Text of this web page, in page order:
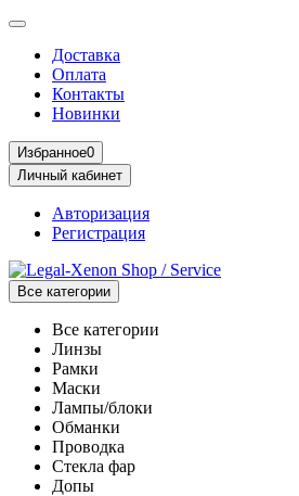
Доставка
Оплата
Контакты
Новинки
Избранное0
Личный кабинет
Авторизация
Регистрация
Все категории
Все категории
Линзы
Рамки
Маски
Лампы/блоки
Обманки
Проводка
Стекла фар
Допы